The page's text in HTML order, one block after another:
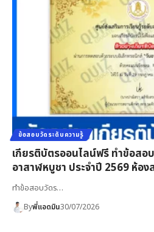
ข้อสอบวัดระดับความรู้
เกียรติบัตรออนไลน์ฟรี ทำข้อสอ
อาสาฬหบูชา ประจำปี 2569 ห้อ
ทำข้อสอบวัดร…
Byพี่แอดมิน30/07/2026